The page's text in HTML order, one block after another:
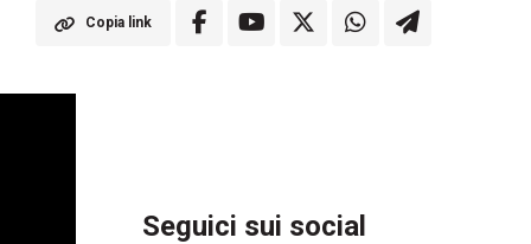
Copia link
Seguici sui social